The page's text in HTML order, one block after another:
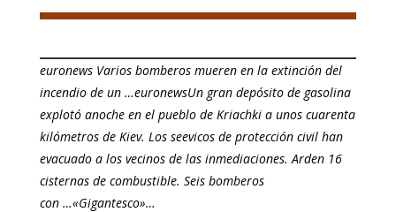
euronews Varios bomberos mueren en la extinción del
incendio de un …euronewsUn gran depósito de gasolina
explotó anoche en el pueblo de Kriachki a unos cuarenta
kilómetros de Kiev. Los seevicos de protección civil han
evacuado a los vecinos de las inmediaciones. Arden 16
cisternas de combustible. Seis bomberos
con …«Gigantesco»…